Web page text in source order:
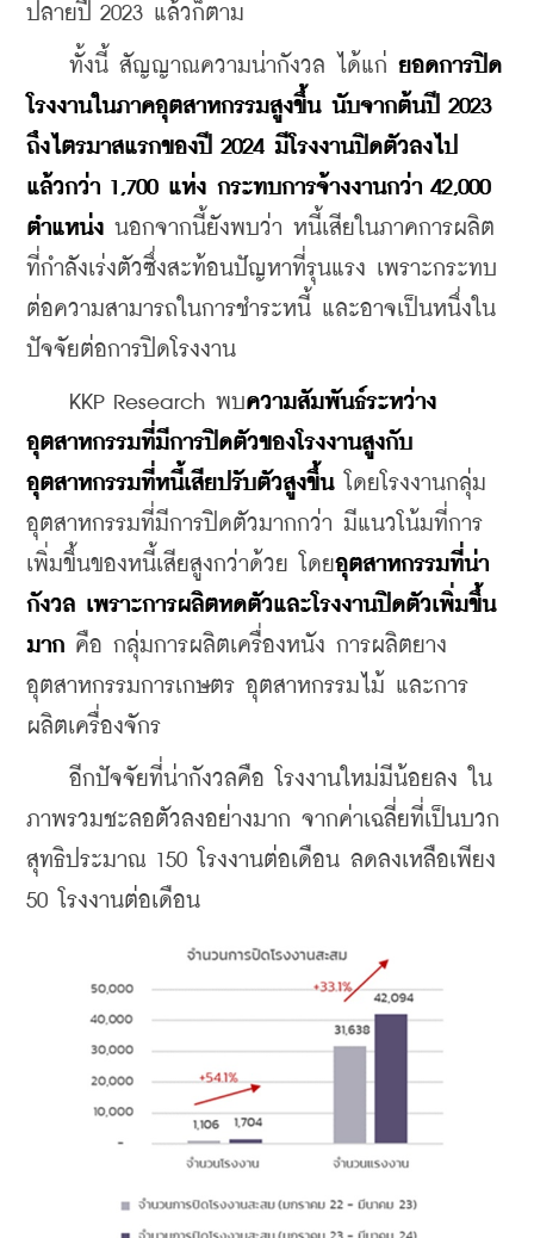
ปลายปี 2023 แล้วก็ตาม
ทั้งนี้ สัญญาณความน่ากังวล ได้แก่ ยอดการปิด
โรงงานในภาคอุตสาหกรรมสูงขึ้น นับจากต้นปี 2023
ถึงไตรมาสแรกของปี 2024 มีโรงงานปิดตัวลงไป
แล้วกว่า 1,700 แห่ง กระทบการจ้างงานกว่า 42,000
ตำแหน่ง นอกจากนี้ยังพบว่า หนี้เสียในภาคการผลิต
ที่กำลังเร่งตัวซึ่งสะท้อนปัญหาที่รุนแรง เพราะกระทบ
ต่อความสามารถในการชำระหนี้ และอาจเป็นหนึ่งใน
ปัจจัยต่อการปิดโรงงาน
KKP Research พบความสัมพันธ์ระหว่าง
อุตสาหกรรมที่มีการปิดตัวของโรงงานสูงกับ
อุตสาหกรรมที่หนี้เสียปรับตัวสูงขึ้น โดยโรงงานกลุ่ม
อุตสาหกรรมที่มีการปิดตัวมากกว่า มีแนวโน้มที่การ
เพิ่มขึ้นของหนี้เสียสูงกว่าด้วย โดยอุตสาหกรรมที่น่า
กังวล เพราะการผลิตหดตัวและโรงงานปิดตัวเพิ่มขึ้น
มาก คือ กลุ่มการผลิตเครื่องหนัง การผลิตยาง
อุตสาหกรรมการเกษตร อุตสาหกรรมไม้ และการ
ผลิตเครื่องจักร
อีกปัจจัยที่น่ากังวลคือ โรงงานใหม่มีน้อยลง ใน
ภาพรวมชะลอตัวลงอย่างมาก จากค่าเฉลี่ยที่เป็นบวก
สุทธิประมาณ 150 โรงงานต่อเดือน ลดลงเหลือเพียง
50 โรงงานต่อเดือน